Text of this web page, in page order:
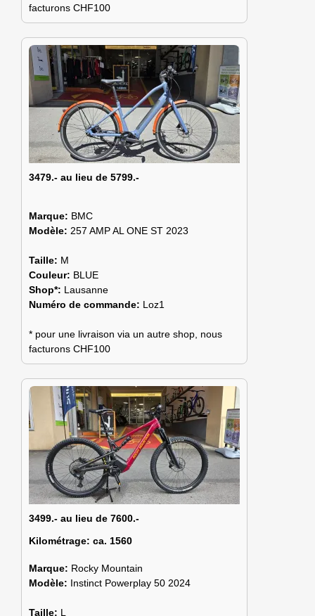
facturons CHF100
3479.- au lieu de 5799.-
Marque: BMC
Modèle: 257 AMP AL ONE ST 2023
Taille: M
Couleur: BLUE
Shop*: Lausanne
Numéro de commande: Loz1
* pour une livraison via un autre shop, nous
facturons CHF100
3499.- au lieu de 7600.-
Kilométrage: ca. 1560
Marque: Rocky Mountain
Modèle: Instinct Powerplay 50 2024
Taille: L